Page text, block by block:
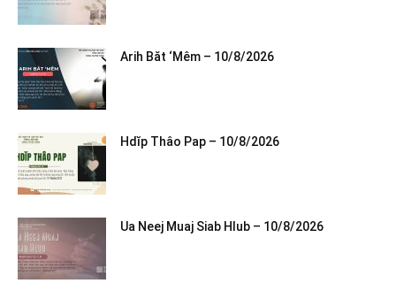
Arih Băt ‘Mêm – 10/8/2026
Hdĭp Thâo Pap – 10/8/2026
Ua Neej Muaj Siab Hlub – 10/8/2026